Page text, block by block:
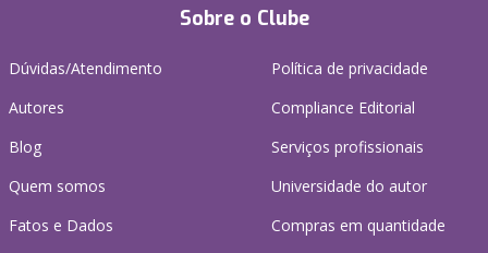
Sobre o Clube
Dúvidas/Atendimento
Autores
Blog
Quem somos
Fatos e Dados
Política de privacidade
Compliance Editorial
Serviços profissionais
Universidade do autor
Compras em quantidade